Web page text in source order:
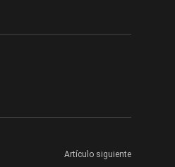
Artículo siguiente